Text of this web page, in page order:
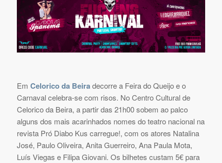
Em Celorico da Beiradecorre a Feira do Queijo e o
Carnaval celebra-se com risos. No Centro Cultural de
Celorico da Beira, a partir das 21h00 sobem ao palco
alguns dos mais acarinhados nomes do teatro nacional na
revista Pró Diabo Kus carregue!, com os atores Natalina
José, Paulo Oliveira, Anita Guerreiro, Ana Paula Mota,
Luís Viegas e Filipa Giovani. Os bilhetes custam 5€ para